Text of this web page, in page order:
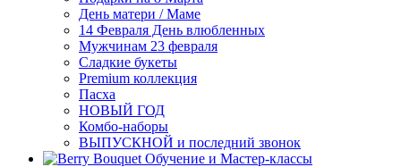
День матери / Маме
14 Февраля День влюбленных
Мужчинам 23 февраля
Сладкие букеты
Premium коллекция
Пасха
НОВЫЙ ГОД
Комбо-наборы
ВЫПУСКНОЙ и последний звонок
Обучение и Мастер-классы